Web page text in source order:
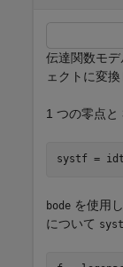
伝達関数モ
ェクトに変換
1 つの零点と
systf =
bode を使用
について